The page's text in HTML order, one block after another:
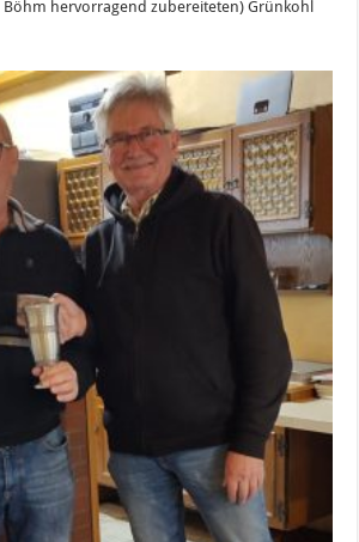
hervorragend zubereiteten) Grünkohl